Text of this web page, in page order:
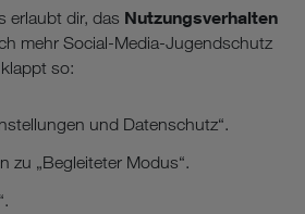
erlaubt dir, das Nutzungsverhalten
mehr Social-Media-Jugendschutz
so:
und Datenschutz“.
zu „Begleiteter Modus“.